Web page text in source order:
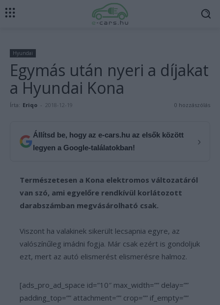
Hyundai
Egymás után nyeri a díjakat
a Hyundai Kona
Írta: Eriqo - 2018-12-19 0 hozzászólás
Állítsd be, hogy az e-cars.hu az elsők között
legyen a Google-találatokban!
›
Természetesen a Kona elektromos változatáról
van szó, ami egyelőre rendkívül korlátozott
darabszámban megvásárolható csak.
Viszont ha valakinek sikerült lecsapnia egyre, az
valószínűleg imádni fogja. Már csak ezért is gondoljuk
ezt, mert az autó elismerést elismerésre halmoz.
[ads_pro_ad_space id=”10″ max_width=”” delay=””
padding_top=”” attachment=”” crop=”” if_empty=””